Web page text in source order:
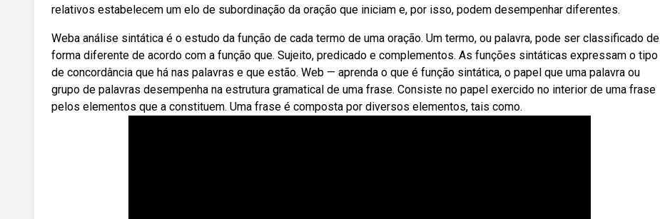
relativos estabelecem um elo de subordinação da oração que iniciam e, por isso, podem desempenhar diferentes.
Weba análise sintática é o estudo da função de cada termo de uma oração. Um termo, ou palavra, pode ser classificado de
forma diferente de acordo com a função que. Sujeito, predicado e complementos. As funções sintáticas expressam o tipo
de concordância que há nas palavras e que estão. Web — aprenda o que é função sintática, o papel que uma palavra ou
grupo de palavras desempenha na estrutura gramatical de uma frase. Consiste no papel exercido no interior de uma frase
pelos elementos que a constituem. Uma frase é composta por diversos elementos, tais como.